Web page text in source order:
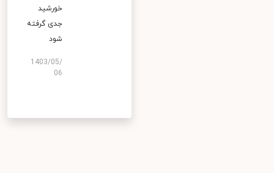
خورشید
جدی گرفته
شود
1403/05/
06